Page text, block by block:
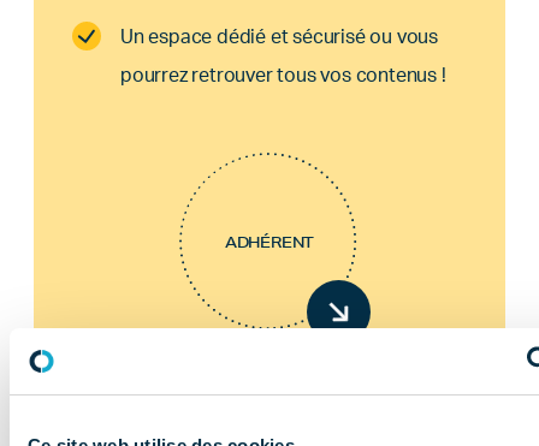
Un espace dédié et sécurisé ou vous
pourrez retrouver tous vos contenus !
ADHÉRENT